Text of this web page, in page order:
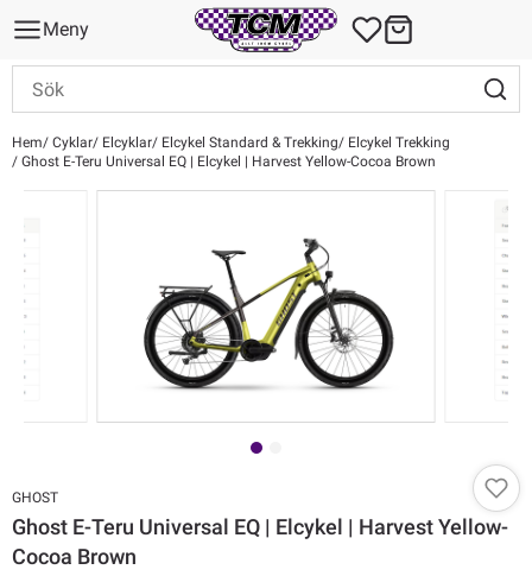
Meny
Hem Cyklar Elcyklar Elcykel Standard & Trekking
Elcykel Trekking
Ghost E-Teru Universal EQ | Elcykel | Harvest Yellow-Cocoa Brown
GHOST
Ghost E-Teru Universal EQ | Elcykel | Harvest Yellow-
Cocoa Brown